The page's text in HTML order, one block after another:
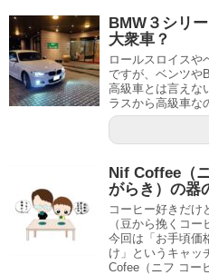
BMW３シリ
大衆車？
ロールスロイスや
ですが、ベンツや
高級車とは言えな
ラスから高級車な
Nif Coffee（
がらき）の器
コーヒー好きだけ
（豆から挽くコー
今回は「お手頃価
け」というキャッ
Cofee（ニフ コー